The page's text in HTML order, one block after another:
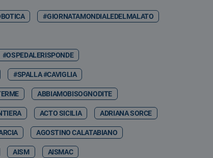
#GIORNATAMONDIALEDELMALATO
#OSPEDALERISPONDE
#SPALLA #CAVIGLIA
ABBIAMOBISOGNODITE
ACTO SICILIA ADRIANA SORCE
AGOSTINO CALATABIANO
AISM AISMAC